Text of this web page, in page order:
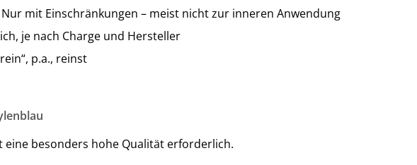
mit Einschränkungen – meist nicht zur inneren Anwendung
je nach Charge und Hersteller
p.a., reinst
eine besonders hohe Qualität erforderlich.